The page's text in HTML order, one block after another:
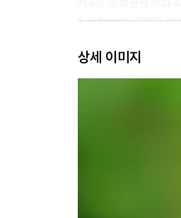
1 무훼손의 고부가
3 기술의 역설과 과제:
상세 이미지